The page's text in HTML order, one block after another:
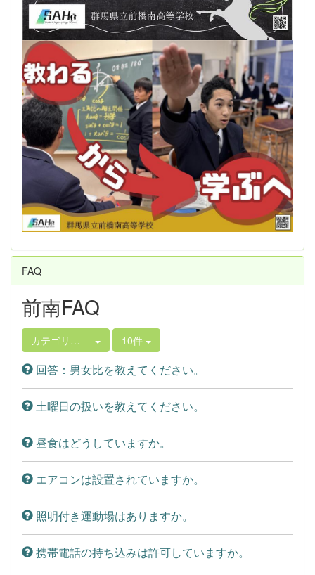
FAQ
前南FAQ
カテゴリ選択 10件
回答：男女比を教えてください。
土曜日の扱いを教えてください。
昼食はどうしていますか。
エアコンは設置されていますか。
照明付き運動場はありますか。
携帯電話の持ち込みは許可していますか。